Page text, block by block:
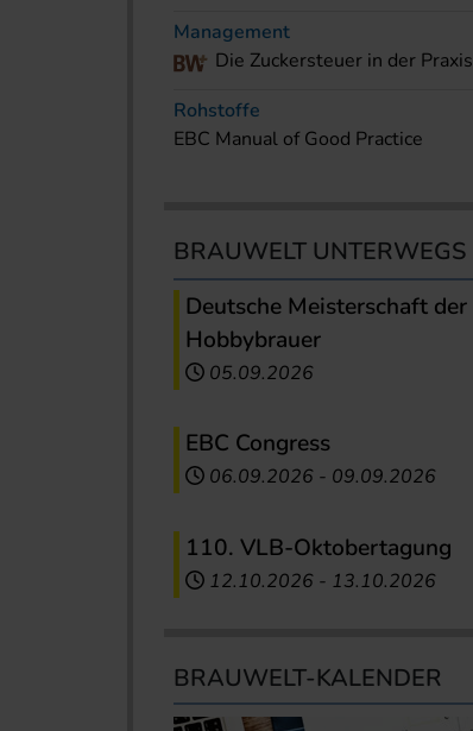
Management
Die Zuckersteuer in der Praxis
Rohstoffe
EBC Manual of Good Practice
BRAUWELT UNTERWEGS
Deutsche Meisterschaft der
Hobbybrauer
05.09.2026
EBC Congress
06.09.2026 - 09.09.2026
110. VLB-Oktobertagung
12.10.2026 - 13.10.2026
BRAUWELT-KALENDER